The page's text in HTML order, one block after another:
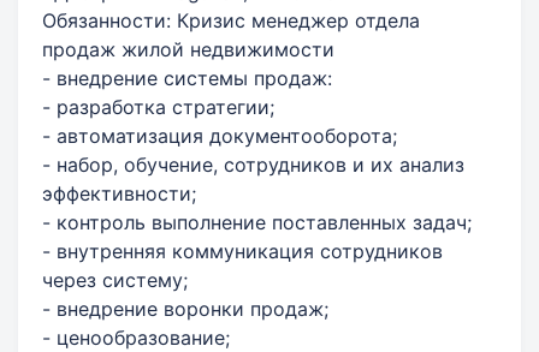
Обязанности: Кризис менеджер отдела
продаж жилой недвижимости
- внедрение системы продаж:
- разработка стратегии;
- автоматизация документооборота;
- набор, обучение, сотрудников и их анализ
эффективности;
- контроль выполнение поставленных задач;
- внутренняя коммуникация сотрудников
через систему;
- внедрение воронки продаж;
- ценообразование;